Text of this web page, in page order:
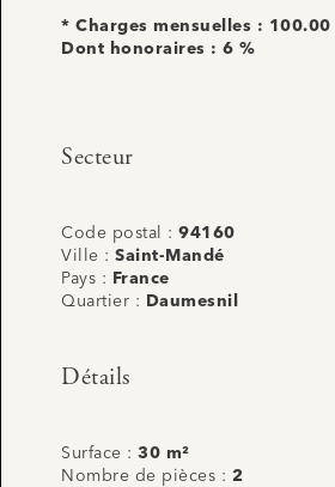
* Charges mensuelles : 100.00
Dont honoraires : 6 %
Secteur
Code postal : 94160
Ville : Saint-Mandé
Pays :
France
Quartier :
Daumesnil
Détails
Surface : 30 m²
Nombre de pièces : 2